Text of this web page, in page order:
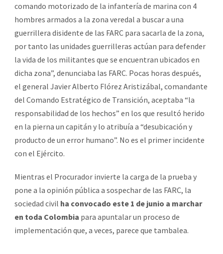
comando motorizado de la infantería de marina con 4
hombres armados a la zona veredal a buscar a una
guerrillera disidente de las FARC para sacarla de la zona,
por tanto las unidades guerrilleras actúan para defender
la vida de los militantes que se encuentran ubicados en
dicha zona”, denunciaba las FARC. Pocas horas después,
el general Javier Alberto Flórez Aristizábal, comandante
del Comando Estratégico de Transición, aceptaba “la
responsabilidad de los hechos” en los que resultó herido
en la pierna un capitán y lo atribuía a “desubicación y
producto de un error humano”. No es el primer incidente
con el Ejército.
Mientras el Procurador invierte la carga de la prueba y
pone a la opinión pública a sospechar de las FARC, la
sociedad civil ha convocado este 1 de junio a marchar
en toda Colombia para apuntalar un proceso de
implementación que, a veces, parece que tambalea.